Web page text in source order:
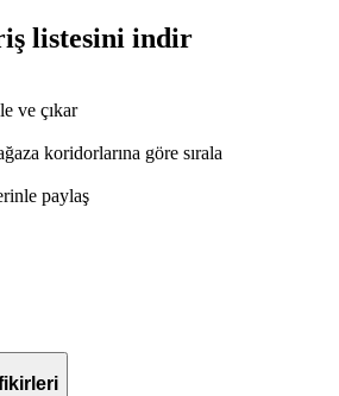
listesini indir
ve çıkar
koridorlarına göre sırala
paylaş
fikirleri